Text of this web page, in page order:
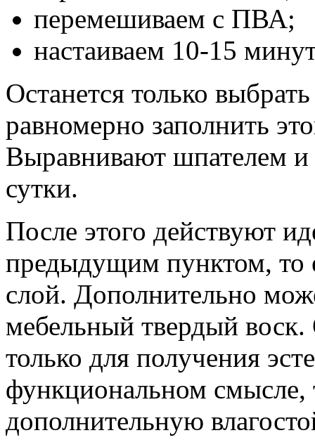
перемешиваем с ПВА;
настаиваем 10-15
Останется только
равномерно заполнить
Выравнивают шпателем и
сутки.
После этого действуют
предыдущим пунктом, то
слой. Дополнительно
мебельный твердый
только для получения
функциональном смысле,
дополнительную